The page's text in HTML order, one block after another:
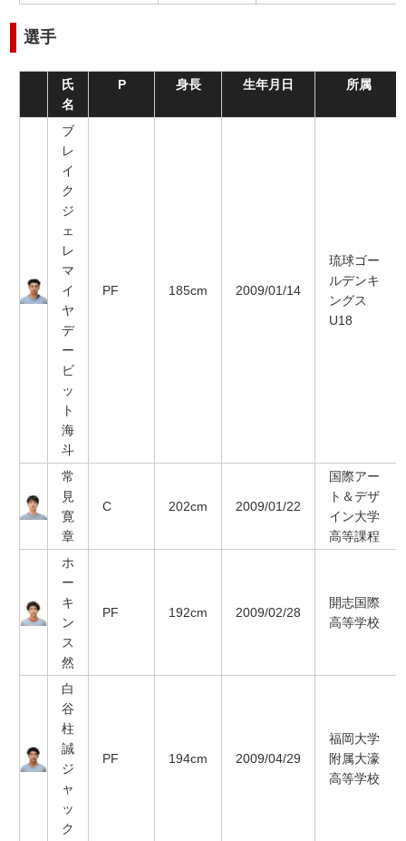
選手
氏
名
P 身長 生年月日 所属
ブ
レ
イ
ク
ジ
ェ
レ
マ
イ
ヤ
デ
ー
ビ
ッ
ト
海
斗
PF 185cm 2009/01/14
琉球ゴー
ルデンキ
ングス
U18
常
見
寛
章
C 202cm 2009/01/22
国際アー
ト＆デザ
イン大学
高等課程
ホ
ー
キ
ン
ス
然
PF 192cm 2009/02/28
開志国際
高等学校
白
谷
柱
誠
ジ
ャ
ッ
ク
PF 194cm 2009/04/29
福岡大学
附属大濠
高等学校